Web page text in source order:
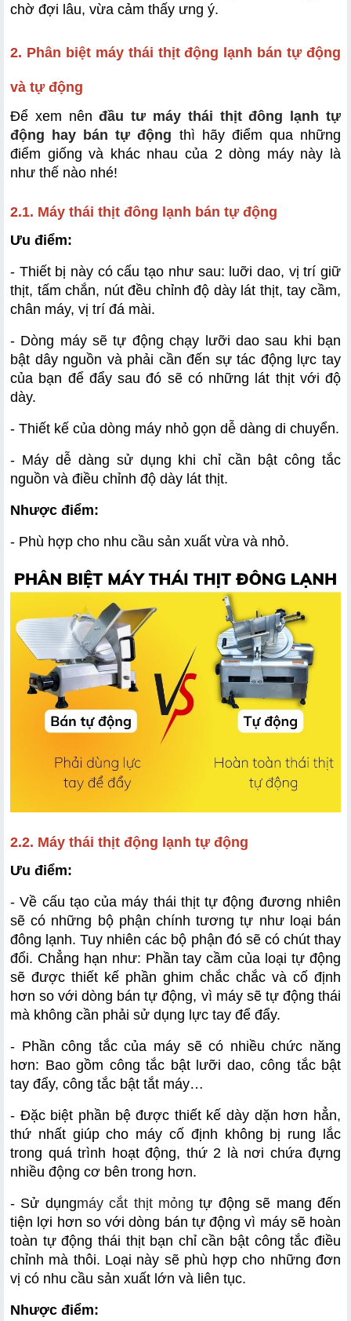
chờ đợi lâu, vừa cảm thấy ưng ý.
2. Phân biệt máy thái thịt động lạnh bán tự động
và tự động
Để xem nênđầu tư máy thái thịt đông lạnh tự
động hay bán tự động thì hãy điểm qua những
điểm giống và khác nhau của 2 dòng máy này là
như thế nào nhé!
2.1. Máy thái thịt đông lạnh bán tự động
Ưu điểm:
- Thiết bị này có cấu tạo như sau: luỡi dao, vị trí giữ
thịt, tấm chắn, nút đều chỉnh độ dày lát thịt, tay cầm,
chân máy, vị trí đá mài.
- Dòng máy sẽ tự động chạy lưỡi dao sau khi bạn
bật dây nguồn và phải cần đến sự tác động lực tay
của bạn để đẩy sau đó sẽ có những lát thịt với độ
dày.
- Thiết kế của dòng máy nhỏ gọn dễ dàng di chuyển.
- Máy dễ dàng sử dụng khi chỉ cần bật công tắc
nguồn và điều chỉnh độ dày lát thịt.
Nhược điểm:
- Phù hợp cho nhu cầu sản xuất vừa và nhỏ.
2.2. Máy thái thịt động lạnh tự động
Ưu điểm:
- Về cấu tạo của máy thái thịt tự động đương nhiên
sẽ có những bộ phận chính tương tự như loại bán
đông lạnh. Tuy nhiên các bộ phận đó sẽ có chút thay
đổi. Chẳng hạn như: Phần tay cầm của loại tự động
sẽ được thiết kế phần ghim chắc chắc và cố định
hơn so với dòng bán tự động, vì máy sẽ tự động thái
mà không cần phải sử dụng lực tay để đẩy.
- Phần công tắc của máy sẽ có nhiều chức năng
hơn: Bao gồm công tắc bật lưỡi dao, công tắc bật
tay đẩy, công tắc bật tắt máy…
- Đặc biệt phần bệ được thiết kế dày dặn hơn hẳn,
thứ nhất giúp cho máy cố định không bị rung lắc
trong quá trình hoạt động, thứ 2 là nơi chứa đựng
nhiều động cơ bên trong hơn.
- Sử dụngmáy cắt thịt mỏng tự động sẽ mang đến
tiện lợi hơn so với dòng bán tự động vì máy sẽ hoàn
toàn tự động thái thịt bạn chỉ cần bật công tắc điều
chỉnh mà thôi. Loại này sẽ phù hợp cho những đơn
vị có nhu cầu sản xuất lớn và liên tục.
Nhược điểm: